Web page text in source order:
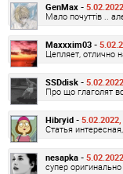
GenMax -
Мало почуттів ..
Maxxxim03 -
Цепляет, отлично
SSDdisk -
Про що глаголят
Hibryid -
Статья
nesapka -
супер оригинально